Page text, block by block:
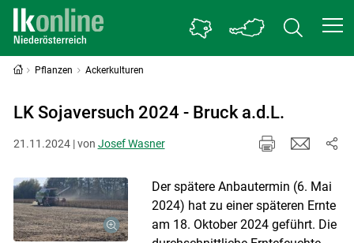
Pflanzen Ackerkulturen
LK Sojaversuch 2024 - Bruck a.d.L.
21.11.2024 | von Josef Wasner
Der spätere Anbautermin (6. Mai
2024) hat zu einer späteren Ernte
am 18. Oktober 2024 geführt. Die